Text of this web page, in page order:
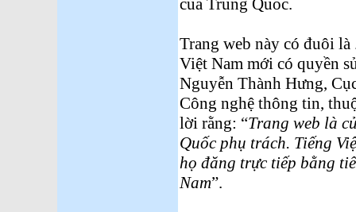
của Trung Quốc.
Trang web này có đuôi là
Việt Nam mới có quyền
Nguyễn Thành Hưng,
Công nghệ thông tin,
lời rằng: “Trang web là
Quốc phụ trách. Tiếng
họ đăng trực tiếp bằng
Nam”.